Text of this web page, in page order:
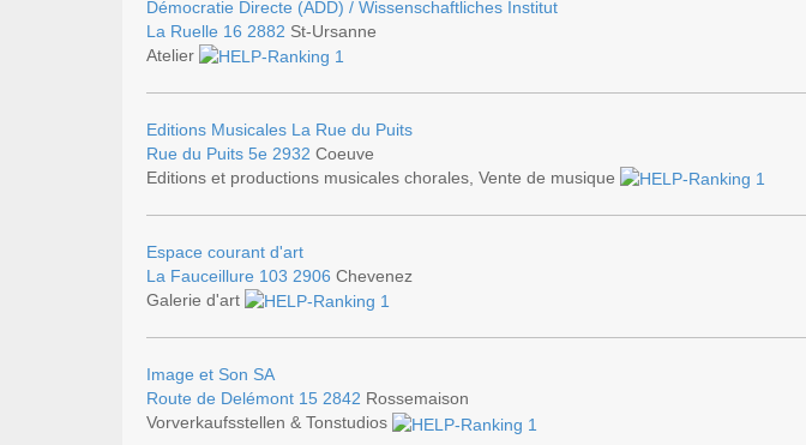
Démocratie Directe (ADD) / Wissenschaftliches Institut
La Ruelle 16 2882 St-Ursanne
Atelier
Editions Musicales La Rue du Puits
Rue du Puits 5e 2932 Coeuve
Editions et productions musicales chorales, Vente de musique
Espace courant d'art
La Fauceillure 103 2906 Chevenez
Galerie d'art
Image et Son SA
Route de Delémont 15 2842 Rossemaison
Vorverkaufsstellen & Tonstudios